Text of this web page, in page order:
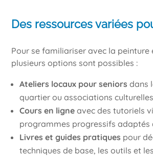
Des ressources variées
Pour se familiariser avec la peinture
plusieurs options sont possibles :
Ateliers locaux pour seniors dans
quartier ou associations
Cours en ligne avec des tutoriels
programmes progressifs adaptés
Livres et guides pratiques pour
techniques de base, les outils et